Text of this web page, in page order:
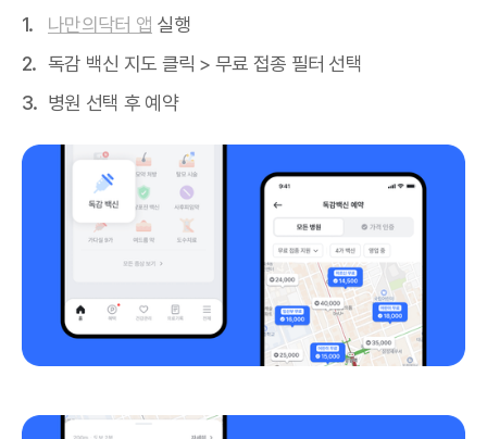
나만의닥터 앱 실행
독감 백신 지도 클릭 > 무료 접종 필터 선택
병원 선택 후 예약